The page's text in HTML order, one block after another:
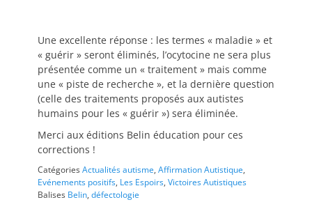
Une excellente réponse : les termes « maladie » et
« guérir » seront éliminés, l’ocytocine ne sera plus
présentée comme un « traitement » mais comme
une « piste de recherche », et la dernière question
(celle des traitements proposés aux autistes
humains pour les « guérir ») sera éliminée.
Merci aux éditions Belin éducation pour ces
corrections !
CatégoriesActualités autisme, Affirmation Autistique,
Evénements positifs, Les Espoirs, Victoires Autistiques
Balises Belin, défectologie